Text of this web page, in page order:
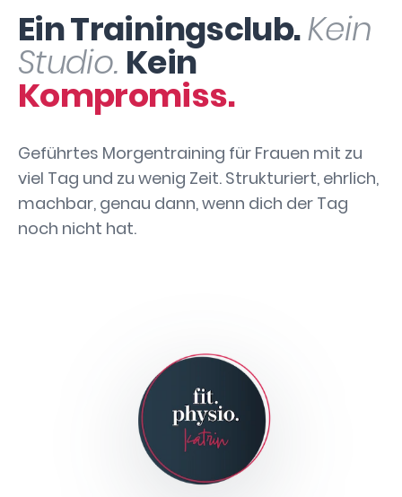
Ein Trainingsclub.Kein
Studio. Kein
Kompromiss.
Geführtes Morgentraining für Frauen mit zu
viel Tag und zu wenig Zeit. Strukturiert, ehrlich,
machbar, genau dann, wenn dich der Tag
noch nicht hat.